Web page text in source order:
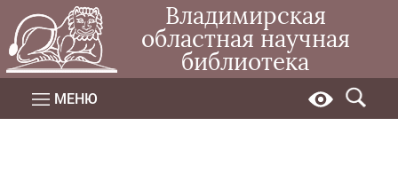
Владимирская
областная научная
библиотека
МЕНЮ